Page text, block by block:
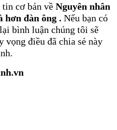
cơ bản về Nguyên nhân
hơn đàn ông . Nếu bạn có
bình luận chúng tôi sẽ
vọng điều đã chia sẻ này